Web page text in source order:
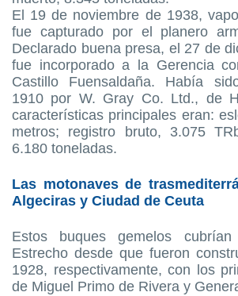
El 19 de noviembre de 1938,
fue capturado por el planero
Declarado buena presa, el 27 de
fue incorporado a la Gerencia
Castillo Fuensaldaña. Había
1910 por W. Gray Co. Ltd., de
características principales eran:
metros; registro bruto, 3.075
6.180 toneladas.
Las motonaves de
Algeciras y Ciudad de Ceuta
Estos buques gemelos
Estrecho desde que fueron
1928, respectivamente, con los
de Miguel Primo de Rivera y